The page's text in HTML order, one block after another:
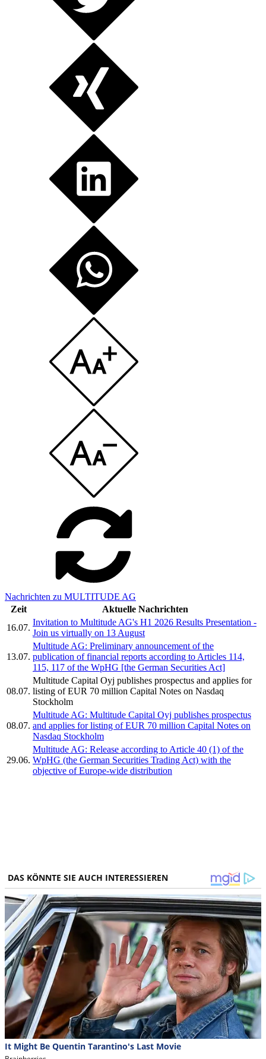
Nachrichten zu MULTITUDE AG
Zeit
Aktuelle Nachrichten
16.07.
Invitation to Multitude AG's H1 2026 Results Presentation -
Join us virtually on 13 August
13.07.
Multitude AG: Preliminary announcement of the
publication of financial reports according to Articles 114,
115, 117 of the WpHG [the German Securities Act]
08.07.
Multitude Capital Oyj publishes prospectus and applies for
listing of EUR 70 million Capital Notes on Nasdaq
Stockholm
08.07.
Multitude AG: Multitude Capital Oyj publishes prospectus
and applies for listing of EUR 70 million Capital Notes on
Nasdaq Stockholm
29.06.
Multitude AG: Release according to Article 40 (1) of the
WpHG (the German Securities Trading Act) with the
objective of Europe-wide distribution